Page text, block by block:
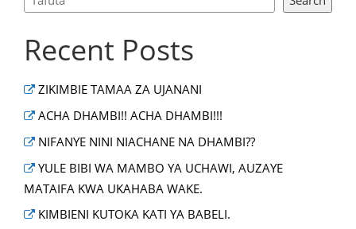
Recent Posts
ZIKIMBIE TAMAA ZA UJANANI
ACHA DHAMBI!! ACHA DHAMBI!!!
NIFANYE NINI NIACHANE NA DHAMBI??
YULE BIBI WA MAMBO YA UCHAWI, AUZAYE
MATAIFA KWA UKAHABA WAKE.
KIMBIENI KUTOKA KATI YA BABELI.